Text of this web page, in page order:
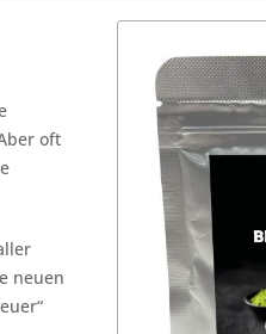
oft
neuen